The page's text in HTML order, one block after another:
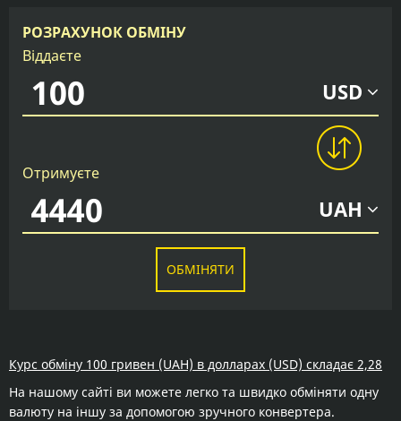
РОЗРАХУНОК ОБМІНУ
Віддаєте
USD
Отримуєте
UAH
ОБМІНЯТИ
Курс обміну 100 гривен (UAH) в долларах (USD) складає 2,28
На нашому сайті ви можете легко та швидко обміняти одну
валюту на іншу за допомогою зручного конвертера.